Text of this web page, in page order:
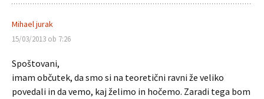
Mihael jurak
15/03/2013 ob 7:26
Spoštovani,
imam občutek, da smo si na teoretični ravni že veliko
povedali in da vemo, kaj želimo in hočemo. Zaradi tega bom